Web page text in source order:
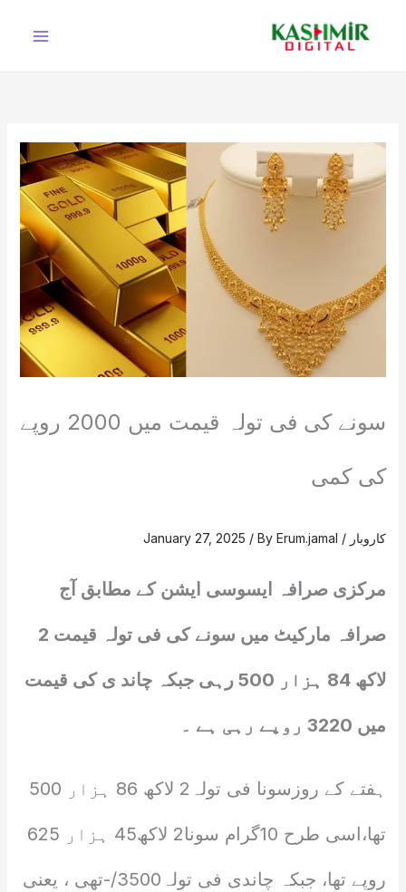
سونے کی فی تولہ قیمت میں 2000 روپے
کی کمی
کاروبار /
January 27, 2025 / ByErum.jamal
مرکزی صرافہ ایسوسی ایشن کے مطابق آج
صرافہ مارکیٹ میں سونے کی فی تولہ قیمت 2
لاکھ 84 ہزار 500 رہی جبکہ چاند ی کی قیمت
میں 3220 روپے رہی ہے ۔
ہفتے کے روزسونا فی تولہ2 لاکھ 86 ہزار 500
تھا،اسی طرح 10گرام سونا2 لاکھ45 ہزار 625
روپے تھا، جبکہ چاندی فی تولہ3500/-تھی ، یعنی